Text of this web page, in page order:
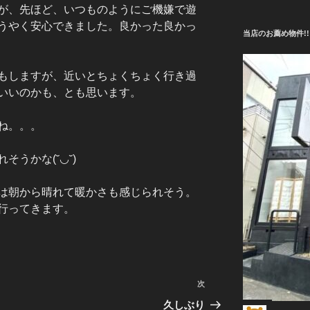
、先ほど、いつものようにご機嫌で遊
やく安心できました。良かった良かっ
しますが、近いとちょくちょく行き過
いのかも、とも思います。
。。。
そうかな(˘◡˘)
から晴れて暖かさも感じられそう。
ってきます。
次
の
次
久しぶり
当店のお薦め物件!!